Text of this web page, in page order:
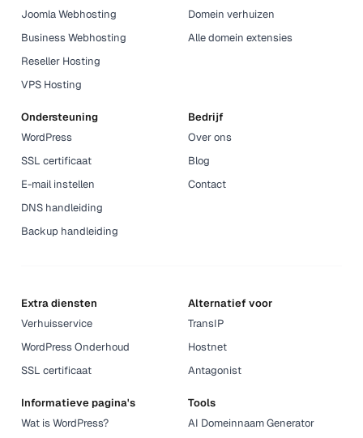
Joomla Webhosting
Business Webhosting
Reseller Hosting
VPS Hosting
Domein verhuizen
Alle domein extensies
Ondersteuning
WordPress
SSL certificaat
E-mail instellen
DNS handleiding
Backup handleiding
Bedrijf
Over ons
Blog
Contact
Extra diensten
Verhuisservice
WordPress Onderhoud
SSL certificaat
Alternatief voor
TransIP
Hostnet
Antagonist
Informatieve pagina's
Wat is WordPress?
Tools
AI Domeinnaam Generator